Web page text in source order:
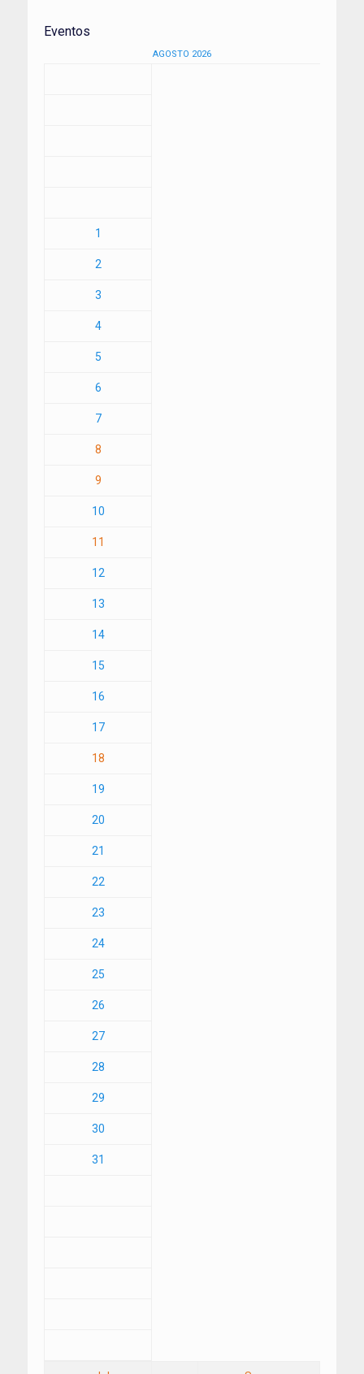
Eventos
AGOSTO 2026
1
2
3
4
5
6
7
8
9
10
11
12
13
14
15
16
17
18
19
20
21
22
23
24
25
26
27
28
29
30
31